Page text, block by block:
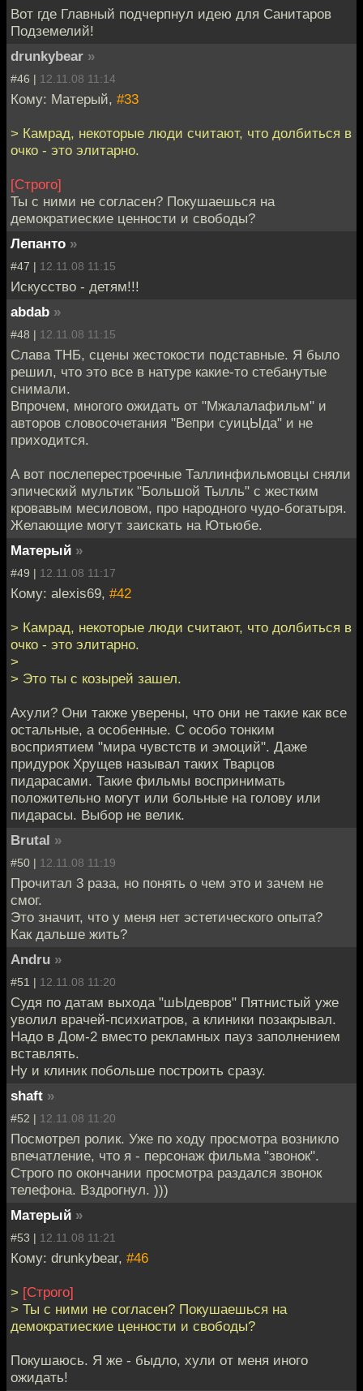
Вот где Главный подчерпнул идею для Санитаров
Подземелий!
drunkybear »
#46 | 12.11.08 11:14
Кому: Матерый, #33
> Камрад, некоторые люди считают, что долбиться в
очко - это элитарно.
[Строго]
Ты с ними не согласен? Покушаешься на
демократиеские ценности и свободы?
Лепанто »
#47 | 12.11.08 11:15
Искусство - детям!!!
abdab »
#48 | 12.11.08 11:15
Слава ТНБ, сцены жестокости подставные. Я было
решил, что это все в натуре какие-то стебанутые
снимали.
Впрочем, многого ожидать от "Мжалалафильм" и
авторов словосочетания "Вепри суицЫда" и не
приходится.
А вот послеперестроечные Таллинфильмовцы сняли
эпический мультик "Большой Тылль" с жестким
кровавым месиловом, про народного чудо-богатыря.
Желающие могут заискать на Ютьюбе.
Матерый »
#49 | 12.11.08 11:17
Кому: alexis69, #42
> Камрад, некоторые люди считают, что долбиться в
очко - это элитарно.
>
> Это ты с козырей зашел.
Ахули? Они также уверены, что они не такие как все
остальные, а особенные. С особо тонким
восприятием "мира чувстств и эмоций". Даже
придурок Хрущев называл таких Тварцов
пидарасами. Такие фильмы воспринимать
положительно могут или больные на голову или
пидарасы. Выбор не велик.
Brutal »
#50 | 12.11.08 11:19
Прочитал 3 раза, но понять о чем это и зачем не
смог.
Это значит, что у меня нет эстетического опыта?
Как дальше жить?
Andru »
#51 | 12.11.08 11:20
Судя по датам выхода "шЫдевров" Пятнистый уже
уволил врачей-психиатров, а клиники позакрывал.
Надо в Дом-2 вместо рекламных пауз заполнением
вставлять.
Ну и клиник побольше построить сразу.
shaft »
#52 | 12.11.08 11:20
Посмотрел ролик. Уже по ходу просмотра возникло
впечатление, что я - персонаж фильма "звонок".
Строго по окончании просмотра раздался звонок
телефона. Вздрогнул. )))
Матерый »
#53 | 12.11.08 11:21
Кому: drunkybear, #46
> [Строго]
> Ты с ними не согласен? Покушаешься на
демократиеские ценности и свободы?
Покушаюсь. Я же - быдло, хули от меня иного
ожидать!